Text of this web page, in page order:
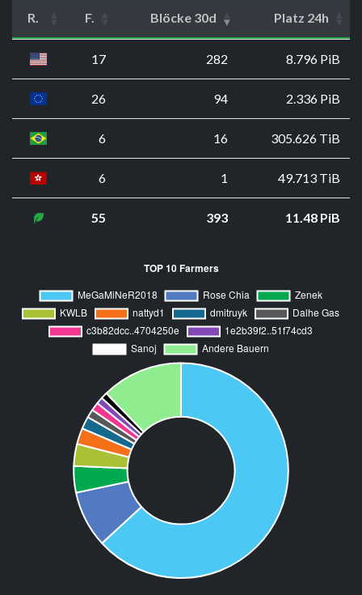
R. F. Blöcke 30d Platz 24h
17 282 8.796 PiB
26 94 2.336 PiB
6 16 305.626 TiB
6 1 49.713 TiB
55 393 11.48 PiB